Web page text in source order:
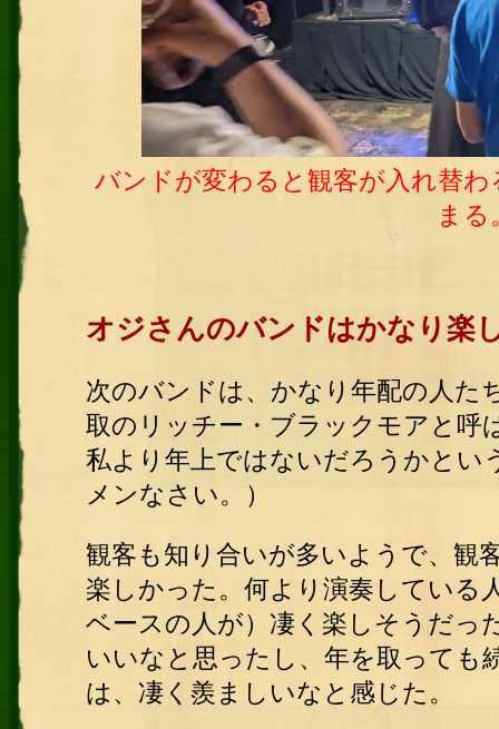
バンドが変わると観客が入れ替
まる
オジさんのバンドはかなり楽
次のバンドは、かなり年配の人た
取のリッチー・ブラックモアと呼
私より年上ではないだろうかとい
メンなさい。）
観客も知り合いが多いようで、観
楽しかった。何より演奏している
ベースの人が）凄く楽しそうだっ
いいなと思ったし、年を取っても
は、凄く羨ましいなと感じた。